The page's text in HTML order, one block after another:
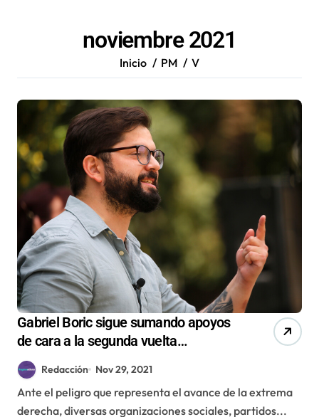
noviembre 2021
Inicio PM V
Gabriel Boric sigue sumando apoyos
de cara a la segunda vuelta
presidencial
Redacción Nov 29, 2021
Ante el peligro que representa el avance de la extrema
derecha, diversas organizaciones sociales, partidos...